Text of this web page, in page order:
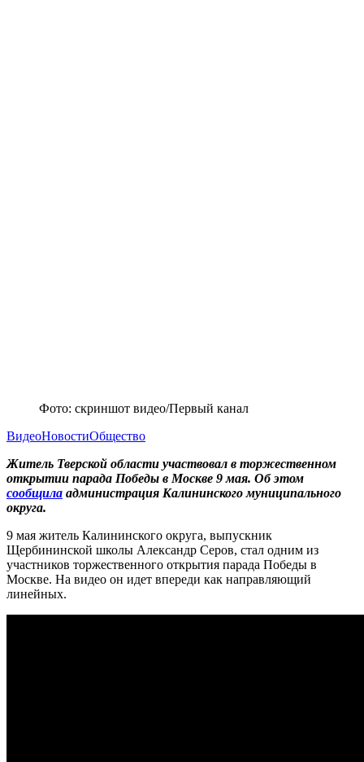
Фото: скриншот видео/Первый канал
ВидеоНовостиОбщество
Житель Тверской области участвовал в торжественном
открытии парада Победы в Москве 9 мая. Об этом
сообщила администрация Калининского муниципального
округа.
9 мая житель Калининского округа, выпускник
Щербининской школы Александр Серов, стал одним из
участников торжественного открытия парада Победы в
Москве. На видео он идет впереди как направляющий
линейных.